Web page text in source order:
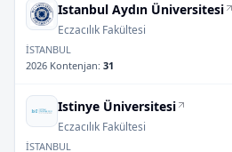
Istanbul Aydın Üniversitesi
Eczacılık Fakültesi
İSTANBUL
2026 Kontenjan: 31
Istinye Üniversitesi
Eczacılık Fakültesi
İSTANBUL